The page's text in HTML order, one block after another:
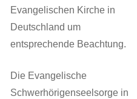
Evangelischen Kirche in
Deutschland um
entsprechende Beachtung.
Die Evangelische
Schwerhörigenseelsorge in